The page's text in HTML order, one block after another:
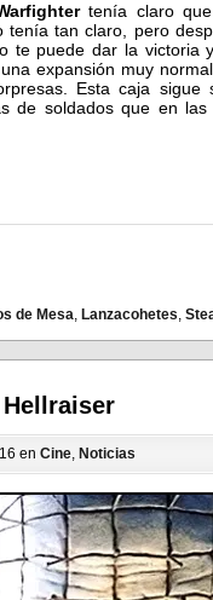
tenía claro que
tenía tan claro, pero
te puede dar la victoria
expansión muy
Esta caja
de soldados que en
de Mesa, Lanzacohetes,
en Cine Noticias